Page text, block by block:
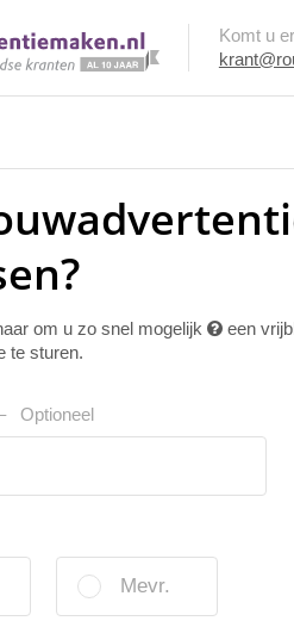
Komt u
om u zo snel mogelijk
een
te sturen.
Optioneel
Mevr.